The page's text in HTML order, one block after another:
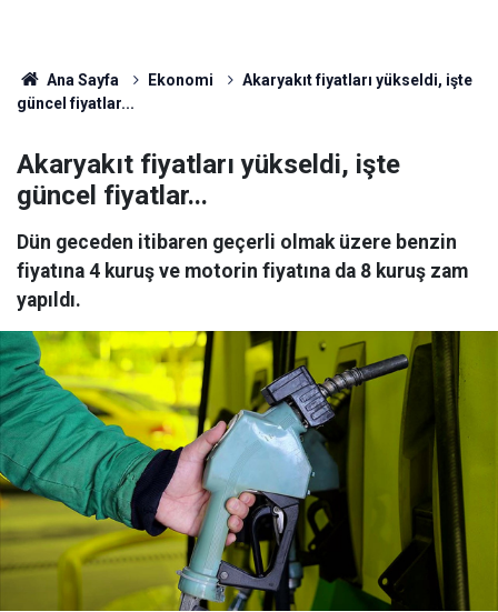
Ana Sayfa Ekonomi
Akaryakıt fiyatları yükseldi, işte
güncel fiyatlar...
Akaryakıt fiyatları yükseldi, işte
güncel fiyatlar...
Dün geceden itibaren geçerli olmak üzere benzin
fiyatına 4 kuruş ve motorin fiyatına da 8 kuruş zam
yapıldı.